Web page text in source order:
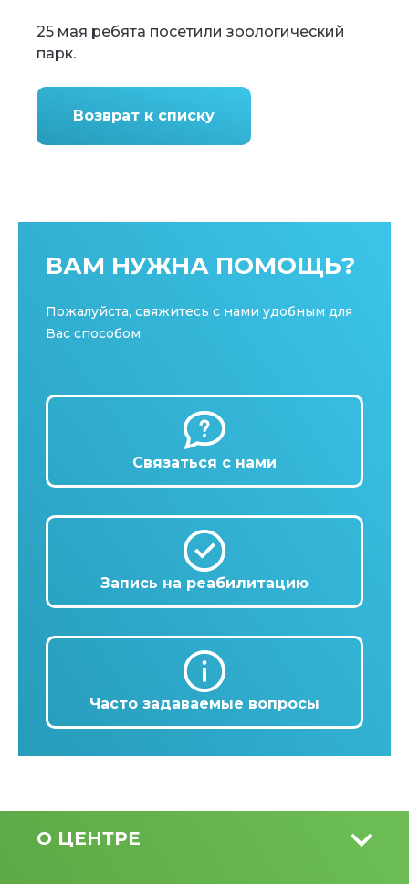
25 мая ребята посетили зоологический
парк.
Возврат к списку
ВАМ НУЖНА ПОМОЩЬ?
Пожалуйста, свяжитесь с нами удобным для
Вас способом
Связаться с нами
Запись на реабилитацию
Часто задаваемые вопросы
О ЦЕНТРЕ